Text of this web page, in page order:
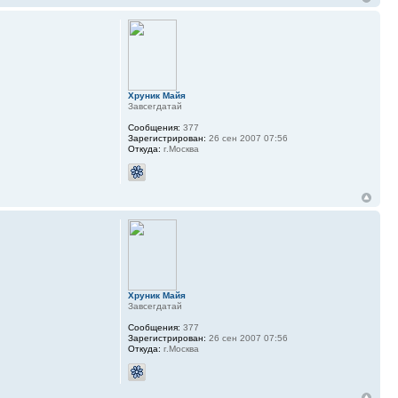
Хруник Майя
Завсегдатай
Сообщения: 377
Зарегистрирован: 26 сен 2007 07:56
Откуда: г.Москва
Хруник Майя
Завсегдатай
Сообщения: 377
Зарегистрирован: 26 сен 2007 07:56
Откуда: г.Москва